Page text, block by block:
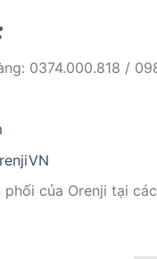
0374.000.818 /
của Orenji tại